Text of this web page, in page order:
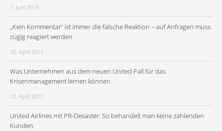
7. Juni 2019
„Kein Kommentar“ ist immer die falsche Reaktion – auf Anfragen muss
zügig reagiert werden
20. April 2017
Was Unternehmen aus dem neuen United-Fall für das
Krisenmanagement lernen können
12. April 2017
United Airlines mit PR-Desaster: So behandelt man keine zahlenden
Kunden